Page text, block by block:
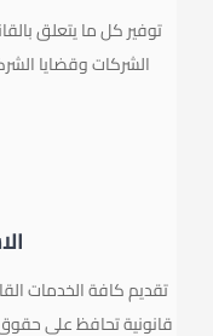
توفير كل ما يتعلق
الشركات وقضايا
تقديم كافة الخدمات
قانونية تحافظ على